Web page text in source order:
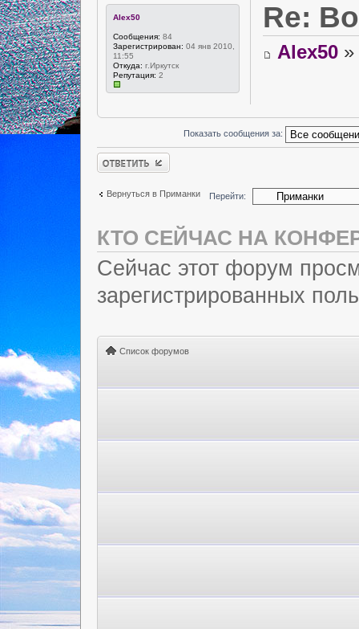
Alex50
Сообщения: 84
Зарегистрирован: 04 янв 2010,
11:55
Откуда: г.Иркутск
Репутация: 2
Re:
Alex50 »
Показать сообщения за:
Ответить
Вернуться в Приманки Перейти:
КТО СЕЙЧАС НА
Сейчас этот форум
зарегистрированных
Список форумов